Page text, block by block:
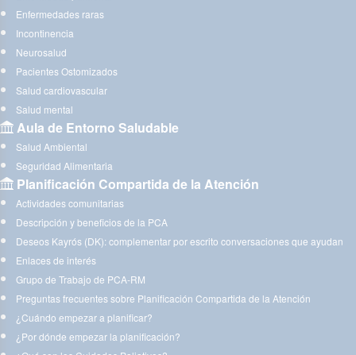
Enfermedades raras
Incontinencia
Neurosalud
Pacientes Ostomizados
Salud cardiovascular
Salud mental
Aula de Entorno Saludable
Salud Ambiental
Seguridad Alimentaria
Planificación Compartida de la Atención
Actividades comunitarias
Descripción y beneficios de la PCA
Deseos Kayrós (DK): complementar por escrito conversaciones que ayudan
Enlaces de interés
Grupo de Trabajo de PCA-RM
Preguntas frecuentes sobre Planificación Compartida de la Atención
¿Cuándo empezar a planificar?
¿Por dónde empezar la planificación?